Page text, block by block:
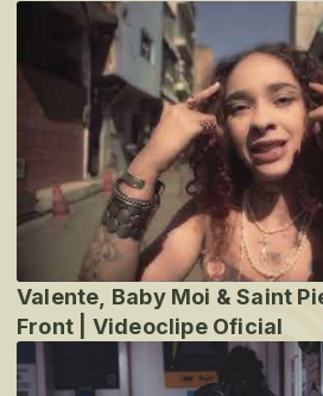
Valente, Baby Moi & Saint
Front | Videoclipe Oficial